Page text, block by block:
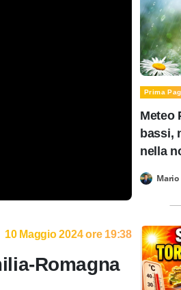
10 Maggio 2024 ore 19:38
Romagna
Prima
Meteo
bassi,
nella